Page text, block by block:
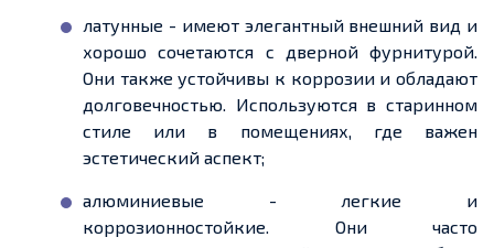
латунные - имеют элегантный внешний вид и
хорошо сочетаются с дверной фурнитурой.
Они также устойчивы к коррозии и обладают
долговечностью. Используются в старинном
стиле или в помещениях, где важен
эстетический аспект;
алюминиевые - легкие и
коррозионностойкие. Они часто